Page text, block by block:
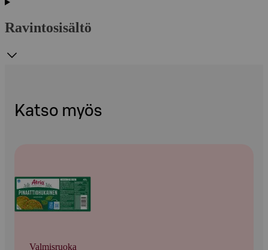
Ravintosisältö
Katso myös
Valmisruoka